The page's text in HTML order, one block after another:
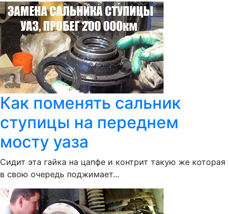
Как поменять сальник
ступицы на переднем
мосту уаза
Сидит эта гайка на цапфе и контрит такую же которая
в свою очередь поджимает...